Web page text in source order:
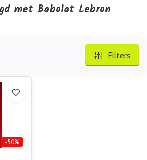
met Babolat Lebron
Filters
-50%